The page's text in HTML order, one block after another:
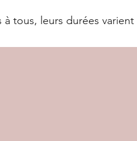
à tous, leurs durées